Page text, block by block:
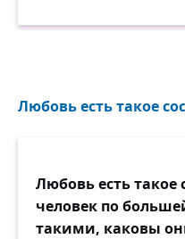
Любовь есть такое
Любовь есть такое
человек по
такими, каковы